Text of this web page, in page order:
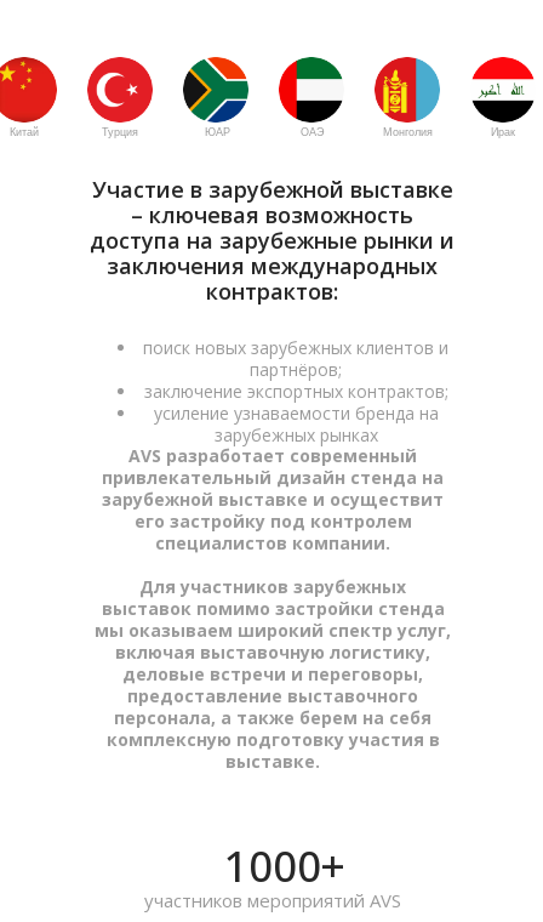
Китай Турция ЮАР ОАЭ Монголия Ирак
Участие в зарубежной выставке
– ключевая возможность
доступа на зарубежные рынки и
заключения международных
контрактов:
поиск новых зарубежных клиентов и
партнёров;
заключение экспортных контрактов;
усиление узнаваемости бренда на
зарубежных рынках
AVS разработает современный
привлекательный дизайн стенда на
зарубежной выставке и осуществит
его застройку под контролем
специалистов компании.
Для участников зарубежных
выставок помимо застройки стенда
мы оказываем широкий спектр услуг,
включая выставочную логистику,
деловые встречи и переговоры,
предоставление выставочного
персонала, а также берем на себя
комплексную подготовку участия в
выставке.
1000
участников мероприятий AVS
+
Услуги AVS по организации
Подбор зарубежной выставки
AVS оказывает услугу по подбору
наиболее подходящего выставочного